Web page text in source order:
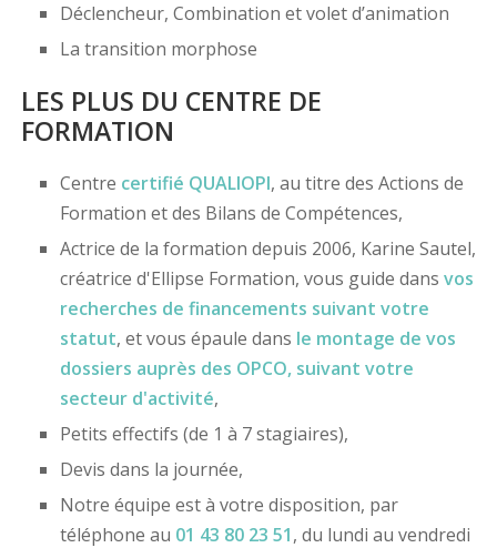
Déclencheur, Combination et volet d’animation
La transition morphose
LES PLUS DU CENTRE DE
FORMATION
Centre certifié QUALIOPI, au titre des Actions de
Formation et des Bilans de Compétences,
Actrice de la formation depuis 2006, Karine Sautel,
créatrice d'Ellipse Formation, vous guide dans vos
recherches de financements suivant votre
statut, et vous épaule dans le montage de vos
dossiers auprès des OPCO, suivant votre
secteur d'activité,
Petits effectifs (de 1 à 7 stagiaires),
Devis dans la journée,
Notre équipe est à votre disposition, par
téléphone au 01 43 80 23 51, du lundi au vendredi